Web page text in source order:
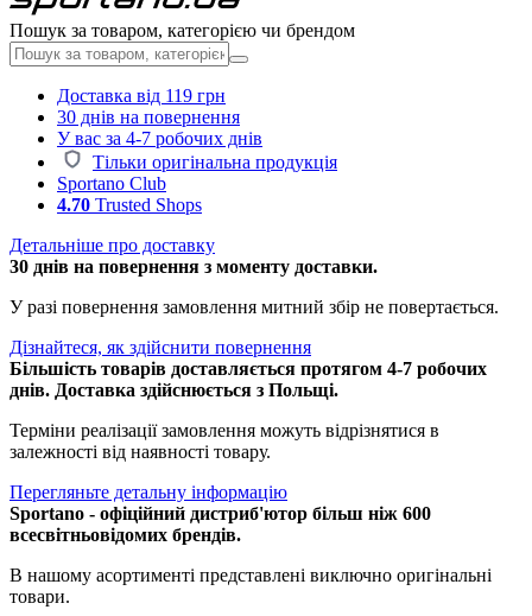
Пошук за товаром, категорією чи брендом
Доставка від 119 грн
30 днів на повернення
У вас за 4-7 робочих днів
Тільки оригінальна продукція
Sportano Club
4.70 Trusted Shops
Детальніше про доставку
30 днів на повернення з моменту доставки.
У разі повернення замовлення митний збір не повертається.
Дізнайтеся, як здійснити повернення
Більшість товарів доставляється протягом 4-7 робочих
днів. Доставка здійснюється з Польщі.
Терміни реалізації замовлення можуть відрізнятися в
залежності від наявності товару.
Перегляньте детальну інформацію
Sportano - офіційний дистриб'ютор більш ніж 600
всесвітньовідомих брендів.
В нашому асортименті представлені виключно оригінальні
товари.